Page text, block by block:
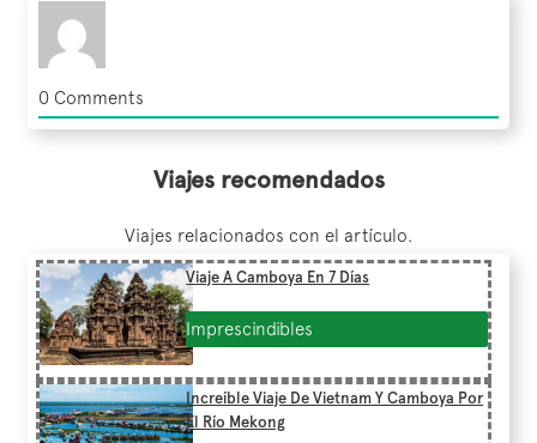
0 Comments
Viajes recomendados
Viajes relacionados con el artículo.
Viaje A Camboya En 7 Días
Imprescindibles
Increíble Viaje De Vietnam Y Camboya Por
El Río Mekong